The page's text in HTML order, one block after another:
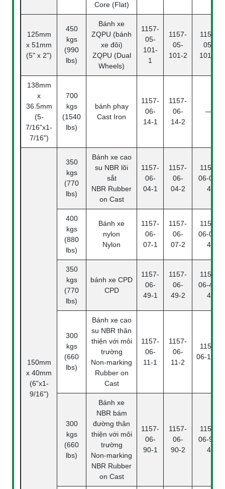
Core (Flat)
125mm
x 51mm
(5" x 2")
450
kgs
(990
lbs)
Bánh xe
ZQPU (bánh
xe đôi)
ZQPU (Dual
Wheels)
1157-
05-
101-
1
1157-
05-
101-2
1157-
05-
101-4
138mm
x
36.5mm
(5-
7/16"x1-
7/16")
700
kgs
(1540
lbs)
bánh phay
Cast Iron
1157-
06-
14-1
1157-
06-
14-2
—
150mm
x 40mm
(6"x1-
9/16")
350
kgs
(770
lbs)
Bánh xe cao
su NBR lõi
sắt
NBR Rubber
on Cast
1157-
06-
04-1
1157-
06-
04-2
1157-
06-04-
4
400
kgs
(880
lbs)
Bánh xe
nylon
Nylon
1157-
06-
07-1
1157-
06-
07-2
1157-
06-07-
4
350
kgs
(770
lbs)
bánh xe CPD
CPD
1157-
06-
49-1
1157-
06-
49-2
1157-
06-49-
4
300
kgs
(660
lbs)
Bánh xe cao
su NBR thân
thiện với môi
trường
Non-marking
Rubber on
Cast
1157-
06-
11-1
1157-
06-
11-2
1157-
06-11-4
300
kgs
(660
lbs)
Bánh xe
NBR bám
đường thân
thiện với môi
trường
Non-marking
NBR Rubber
on Cast
1157-
06-
90-1
1157-
06-
90-2
1157-
06-90-
4